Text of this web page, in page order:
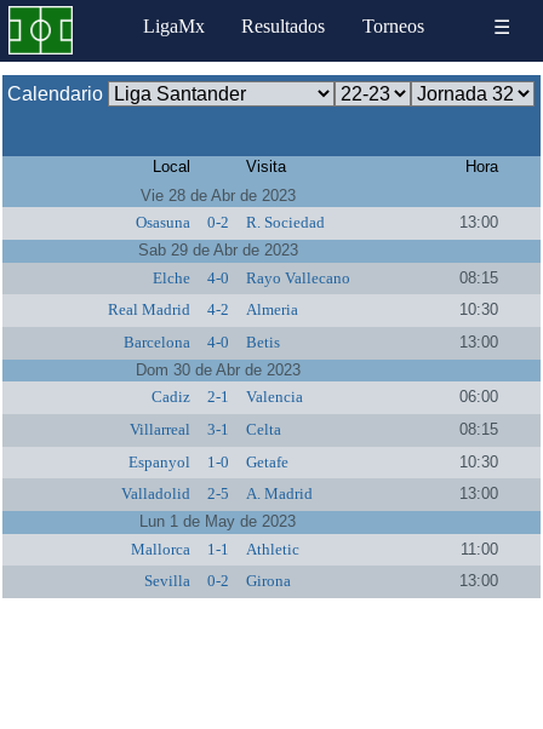
LigaMx Resultados Torneos ☰
Calendario
Local Visita
Hora
Vie 28 de Abr de 2023
Osasuna
0-2 R. Sociedad
13:00
Sab 29 de Abr de 2023
Elche
4-0 Rayo Vallecano
08:15
Real Madrid
4-2 Almeria
10:30
Barcelona
4-0 Betis
13:00
Dom 30 de Abr de 2023
Cadiz
2-1 Valencia
06:00
Villarreal
3-1 Celta
08:15
Espanyol
1-0 Getafe
10:30
Valladolid
2-5 A. Madrid
13:00
Lun 1 de May de 2023
Mallorca
1-1 Athletic
11:00
Sevilla
0-2 Girona 13:00